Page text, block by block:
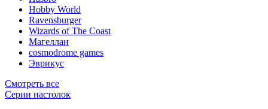
Hobby World
Ravensburger
Wizards of The Coast
Магеллан
сosmodrome games
Эврикус
Смотреть все
Серии настолок